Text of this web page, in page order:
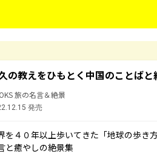
の教えをひもとく中国のことばと
旅の名言＆絶景
発売
を４０年以上歩いてきた「地球の歩き
と癒やしの絶景集